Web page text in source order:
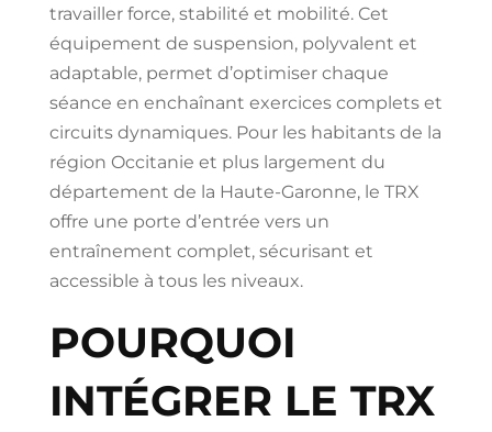
travailler force, stabilité et mobilité. Cet
équipement de suspension, polyvalent et
adaptable, permet d’optimiser chaque
séance en enchaînant exercices complets et
circuits dynamiques. Pour les habitants de la
région Occitanie et plus largement du
département de la Haute-Garonne, le TRX
offre une porte d’entrée vers un
entraînement complet, sécurisant et
accessible à tous les niveaux.
POURQUOI
INTÉGRER LE TRX